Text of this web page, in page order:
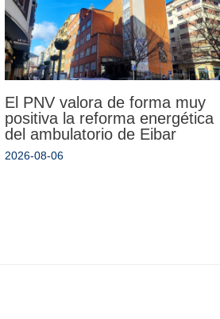
El PNV valora de forma muy
positiva la reforma energética
del ambulatorio de Eibar
2026-08-06